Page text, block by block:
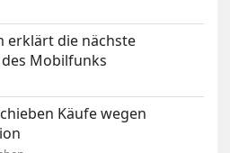
erklärt die nächste
Mobilfunks
Käufe wegen